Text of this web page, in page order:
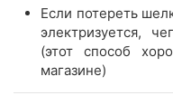
Если потереть
электризуется,
(этот способ
магазине)